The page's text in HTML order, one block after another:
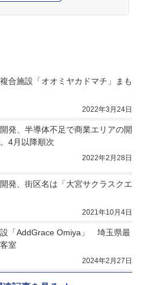
合施設「オオミヤカドマチ」まも
2022年3月24日
発、半導体不足で商業エリアの開
4月以降順次
2022年2月28日
発、街区名は「大宮サクラスクエ
2021年10月4日
「AddGrace Omiya」　埼玉県最
室
2024年2月27日